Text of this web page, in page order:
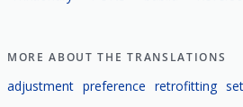
MORE ABOUT THE TRANSLATIONS
adjustment preference retrofitting